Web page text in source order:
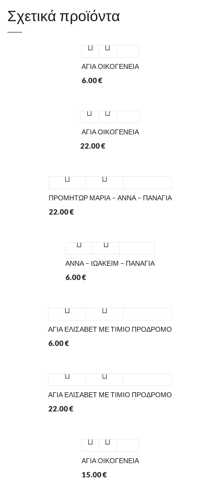
Σχετικά προϊόντα
ΑΓΙΑ ΟΙΚΟΓΕΝΕΙΑ
6.00€
ΑΓΙΑ ΟΙΚΟΓΕΝΕΙΑ
22.00€
ΠΡΟΜΗΤΩΡ ΜΑΡΙΑ – ΑΝΝΑ – ΠΑΝΑΓΙΑ
22.00€
ΑΝΝΑ – ΙΩΑΚΕΙΜ – ΠΑΝΑΓΙΑ
6.00€
ΑΓΙΑ ΕΛΙΣΑΒΕΤ ΜΕ ΤΙΜΙΟ ΠΡΟΔΡΟΜΟ
6.00€
ΑΓΙΑ ΕΛΙΣΑΒΕΤ ΜΕ ΤΙΜΙΟ ΠΡΟΔΡΟΜΟ
22.00€
ΑΓΙΑ ΟΙΚΟΓΕΝΕΙΑ
15.00€